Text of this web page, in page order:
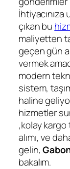
çıkan bu
maliyetten
geçen gün
vermek
modern
sistem,
haline
hizmetler
,kolay kargo
alımı, ve
gelin,
bakalım.